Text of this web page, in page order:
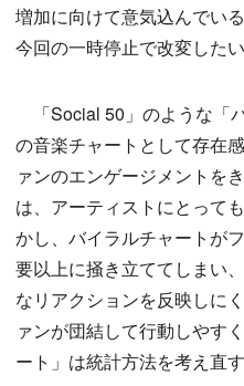
増加に向けて意気込んでい
今回の一時停止で改変した
「Social 50」のような「
の音楽チャートとして存在
ァンのエンゲージメントを
は、アーティストにとって
かし、バイラルチャートが
要以上に掻き立ててしまい
なリアクションを反映しに
ァンが団結して行動しやす
ート」は統計方法を考え直